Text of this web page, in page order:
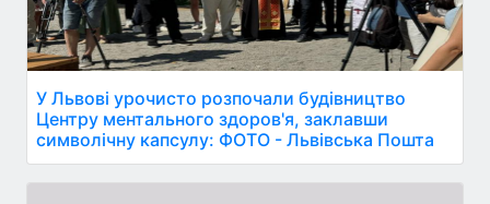
У Львові урочисто розпочали будівництво
Центру ментального здоров'я, заклавши
символічну капсулу: ФОТО - Львівська Пошта